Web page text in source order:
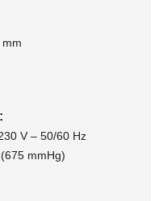
V – 50/60 Hz
mmHg)